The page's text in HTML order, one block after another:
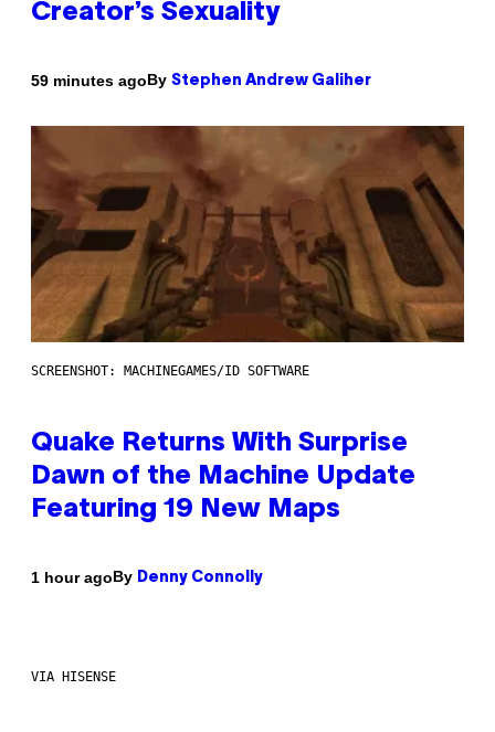
Creator’s Sexuality
59 minutes agoBy Stephen Andrew Galiher
SCREENSHOT: MACHINEGAMES/ID SOFTWARE
Quake Returns With Surprise
Dawn of the Machine Update
Featuring 19 New Maps
1 hour agoBy Denny Connolly
VIA HISENSE